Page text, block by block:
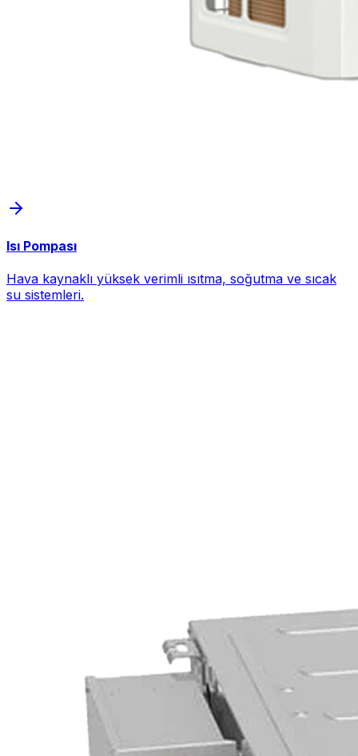
Isı Pompası
Hava kaynaklı yüksek verimli ısıtma, soğutma ve sıcak
su sistemleri.